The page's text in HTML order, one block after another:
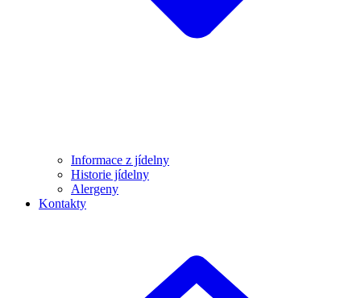
Informace z jídelny
Historie jídelny
Alergeny
Kontakty